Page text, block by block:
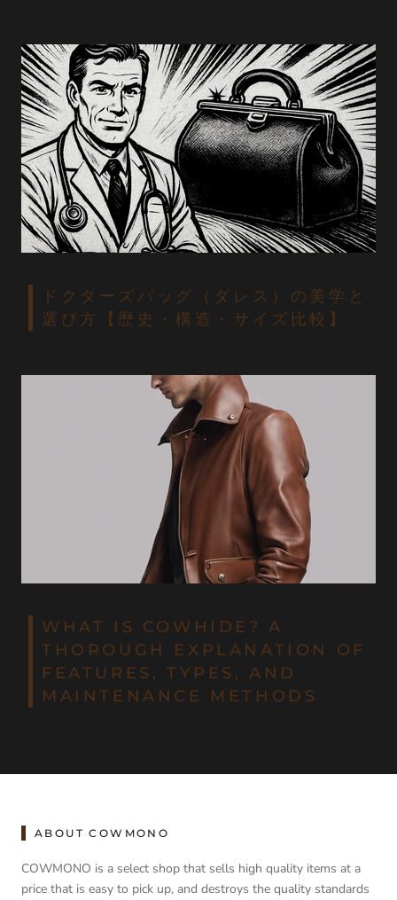
ドクターズバッグ（ダレス）の美学と
選び方【歴史・構造・サイズ比較】
WHAT IS COWHIDE? A
THOROUGH EXPLANATION OF
FEATURES, TYPES, AND
MAINTENANCE METHODS
ABOUT COWMONO
COWMONO is a select shop that sells high quality items at a
price that is easy to pick up, and destroys the quality standards